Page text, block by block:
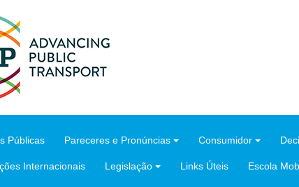
Públicas Pareceres e Pronúncias Consumidor
Internacionais Legislação Links Úteis Escola